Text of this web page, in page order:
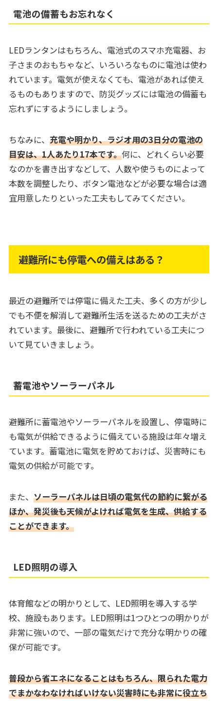
電池の備蓄もお忘れなく
LEDランタンはもちろん、電池式のスマホ充電器、お
子さまのおもちゃなど、いろいろなものに電池は使わ
れています。電気が使えなくても、電池があれば使え
るものもありますので、防災グッズには電池の備蓄も
忘れずにするようにしましょう。
ちなみに、 充電や明かり、ラジオ用の3日分の電池の
目安は、1人あたり17本です。何に、どれくらい必要
なのかを書き出すなどして、人数や使うものによって
本数を調整したり、ボタン電池などが必要な場合は適
宜用意したりといった工夫もしてみてください。
避難所にも停電への備えはある？
最近の避難所では停電に備えた工夫、多くの方が少し
でも不便を解消して避難所生活を送るための工夫がさ
れています。最後に、避難所で行われている工夫につ
いて見ていきましょう。
蓄電池やソーラーパネル
避難所に蓄電池やソーラーパネルを設置し、停電時に
も電気が供給できるように備えている施設は年々増え
ています。蓄電池に電気を貯めておけば、災害時にも
電気の供給が可能です。
また、 ソーラーパネルは日頃の電気代の節約に繋がる
ほか、発災後も天候がよければ電気を生成、供給する
ことができます。
LED照明の導入
体育館などの明かりとして、LED照明を導入する学
校、施設もあります。LED照明は1つひとつの明かりが
非常に強いので、一部の電気だけで充分な明かりの確
保が可能です。
普段から省エネになることはもちろん、限られた電力
でまかなわなければいけない災害時にも非常に役立ち